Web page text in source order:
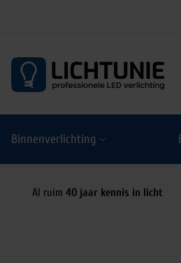
Binnenverlichting
Al ruim 40 jaar kennis in licht